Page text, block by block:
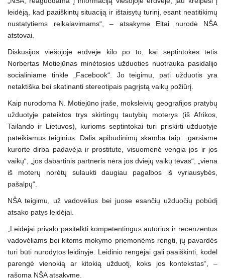
leidėją, kad paaiškintų situaciją ir ištaisytų turinį, esant neatitikimų
nustatytiems reikalavimams“, – atsakyme Eltai nurodė NŠA
atstovai.
Diskusijos viešojoje erdvėje kilo po to, kai septintokės tėtis
Norbertas Motiejūnas minėtosios užduoties nuotrauka pasidalijo
socialiniame tinkle „Facebook“. Jo teigimu, pati užduotis yra
netaktiška bei skatinanti stereotipais pagrįstą vaikų požiūrį.
Kaip nurodoma N. Motiejūno įraše, moksleivių geografijos pratybų
užduotyje pateiktos trys skirtingų tautybių moterys (iš Afrikos,
Tailando ir Lietuvos), kurioms septintokai turi priskirti užduotyje
pateikiamus teiginius. Dalis apibūdinimų skamba taip: „garsiame
kurorte dirba padavėja ir prostitute, visuomenė vengia jos ir jos
vaikų“, „jos dabartinis partneris nėra jos dviejų vaikų tėvas“, „viena
iš moterų norėtų sulaukti daugiau pagalbos iš vyriausybės,
pašalpų“.
NŠA teigimu, už vadovėlius bei juose esančių užduočių pobūdį
atsako patys leidėjai.
„Leidėjai privalo pasitelkti kompetentingus autorius ir recenzentus
vadovėliams bei kitoms mokymo priemonėms rengti, jų pavardės
turi būti nurodytos leidinyje. Leidinio rengėjai gali paaiškinti, kodėl
parengė vienokią ar kitokią užduotį, koks jos kontekstas“, –
rašoma NŠA atsakyme.